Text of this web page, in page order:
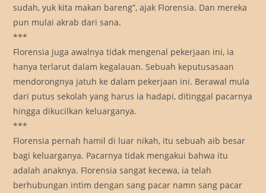
sudah, yuk kita makan bareng”, ajak Florensia. Dan mereka
pun mulai akrab dari sana.
***
Florensia juga awalnya tidak mengenal pekerjaan ini, ia
hanya terlarut dalam kegalauan. Sebuah keputusasaan
mendorongnya jatuh ke dalam pekerjaan ini. Berawal mula
dari putus sekolah yang harus ia hadapi, ditinggal pacarnya
hingga dikucilkan keluarganya.
***
Florensia pernah hamil di luar nikah, itu sebuah aib besar
bagi keluarganya. Pacarnya tidak mengakui bahwa itu
adalah anaknya. Florensia sangat kecewa, ia telah
berhubungan intim dengan sang pacar namn sang pacar